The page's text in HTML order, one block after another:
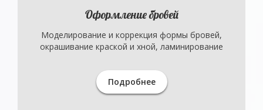
Оформление бровей
Моделирование и коррекция формы бровей,
окрашивание краской и хной, ламинирование
Подробнее